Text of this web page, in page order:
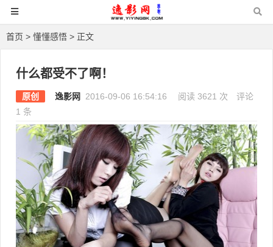
首页 > 懂懂感悟 > 正文
什么都受不了啊！
原创 逸影网 2016-09-06 16:54:16 阅读 3621 次
评论
1 条